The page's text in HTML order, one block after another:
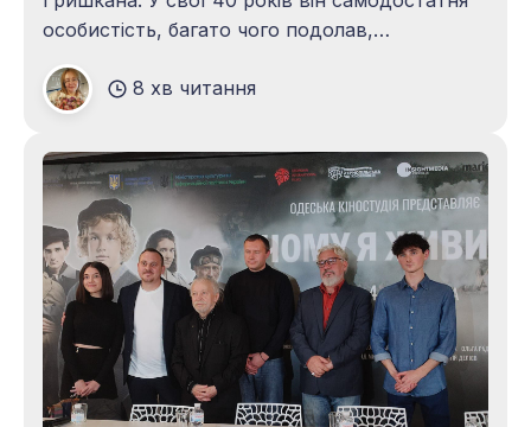
особистість, багато чого подолав,
нашому суспільстві не зовсім правильне
ставлення до людей з інвалідністю:
вважається, що це люди-утриманці, і що
зазвичай вони знаходяться вдома
8 хв читання